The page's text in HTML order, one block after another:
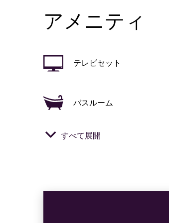
アメニティ
テレビセット
バスルーム
バスタブ
すべて展開